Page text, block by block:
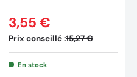
(7
Prix conseillé :15,27 €
3,55 €
En stock